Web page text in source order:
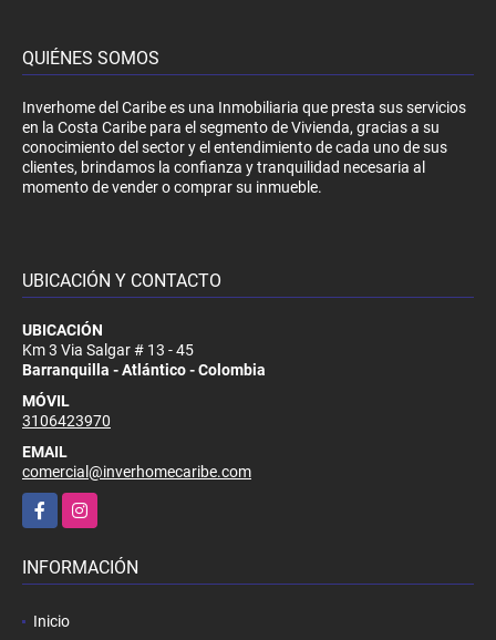
QUIÉNES SOMOS
Inverhome del Caribe es una Inmobiliaria que presta sus servicios
en la Costa Caribe para el segmento de Vivienda, gracias a su
conocimiento del sector y el entendimiento de cada uno de sus
clientes, brindamos la confianza y tranquilidad necesaria al
momento de vender o comprar su inmueble.
UBICACIÓN Y CONTACTO
UBICACIÓN
Km 3 Via Salgar # 13 - 45
Barranquilla - Atlántico - Colombia
MÓVIL
3106423970
EMAIL
comercial@inverhomecaribe.com
FacebookInstagram
INFORMACIÓN
Inicio